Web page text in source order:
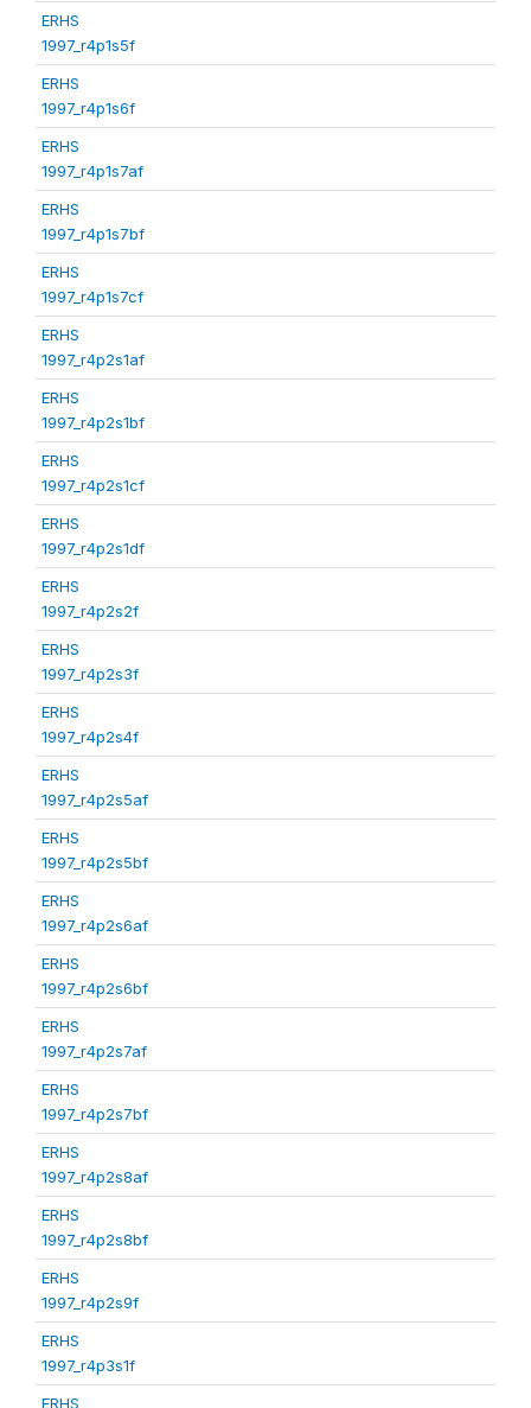
ERHS
1997_r4p1s5f
ERHS
1997_r4p1s6f
ERHS
1997_r4p1s7af
ERHS
1997_r4p1s7bf
ERHS
1997_r4p1s7cf
ERHS
1997_r4p2s1af
ERHS
1997_r4p2s1bf
ERHS
1997_r4p2s1cf
ERHS
1997_r4p2s1df
ERHS
1997_r4p2s2f
ERHS
1997_r4p2s3f
ERHS
1997_r4p2s4f
ERHS
1997_r4p2s5af
ERHS
1997_r4p2s5bf
ERHS
1997_r4p2s6af
ERHS
1997_r4p2s6bf
ERHS
1997_r4p2s7af
ERHS
1997_r4p2s7bf
ERHS
1997_r4p2s8af
ERHS
1997_r4p2s8bf
ERHS
1997_r4p2s9f
ERHS
1997_r4p3s1f
ERHS